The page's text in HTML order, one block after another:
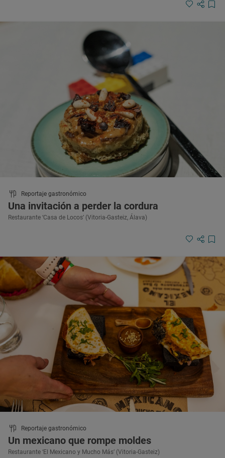
Reportaje gastronómico
Una invitación a perder la cordura
Restaurante ‘Casa de Locos’ (Vitoria-Gasteiz, Álava)
Reportaje gastronómico
Un mexicano que rompe moldes
Restaurante ‘El Mexicano y Mucho Más’ (Vitoria-Gasteiz)